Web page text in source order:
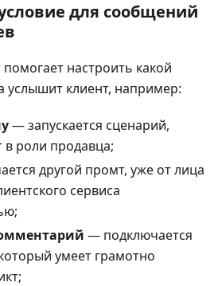
для сообщений
настроить какой
услышит клиент, например:
— запускается сценарий,
в роли продавца;
другой промт, уже от лица
сервиса
— подключается
умеет грамотно